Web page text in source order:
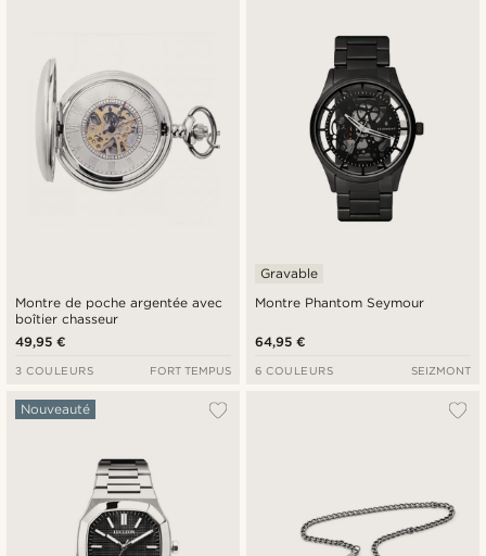
Montre de poche argentée avec
boîtier chasseur
49,95 €
3 COULEURS FORT TEMPUS
Montre Phantom Seymour
Gravable
64,95 €
6 COULEURS SEIZMONT
Nouveauté